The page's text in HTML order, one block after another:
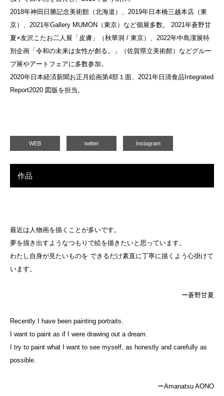
2018年神田日勝記念美術館（北海道）、2019年日本橋三越本店（東
京）、2021年Gallery MUMON（東京）など個展多数。 2021年蒼野甘
夏×友沢こたお二人展「皮膚」（秋華洞 / 東京）、2022年中島潔展特
別企画「令和の未来は女性が創る。」（佐賀県立美術館）などグルー
プ展やアートフェアに多数参加。
2020年日本経済新聞お正月絵画第4部１面、2021年日清食品Integrated
Report2020 図版を担当。
WEB twitter Instagram
作品
最近は人物画を描くことが多いです。
夢を描き出すようなつもりで絵を描きたいと思っています。
わたし自身が見たいものを できるだけ素直に丁寧に描くよう心掛けて
います。
ー蒼野甘夏
Recently I have been painting portraits.
I want to paint as if I were drawing out a dream.
I try to paint what I want to see myself, as honestly and carefully as
possible.
ーAmanatsu AONO